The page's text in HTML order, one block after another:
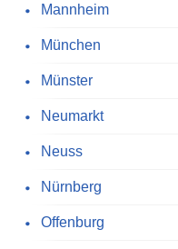
Mannheim
München
Münster
Neumarkt
Neuss
Nürnberg
Offenburg